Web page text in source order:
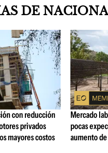
DE
con reducción
privados
mayores costos
Mercado
pocas
aumento